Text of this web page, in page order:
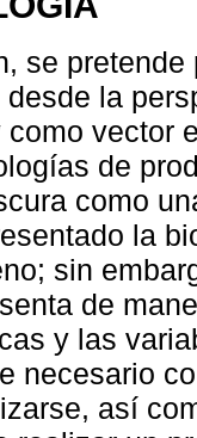
se
la
como vector
de
como
la
sin
de
y las
necesario
así